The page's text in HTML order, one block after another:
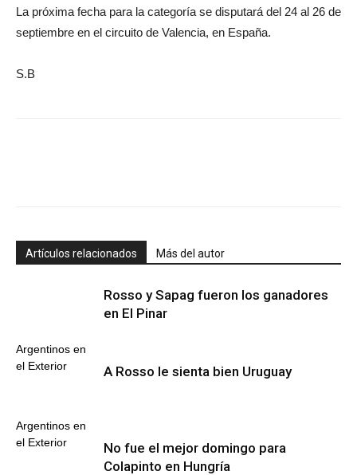
La próxima fecha para la categoría se disputará del 24 al 26 de
septiembre en el circuito de Valencia, en España.
S.B
Artículos relacionados Más del autor
Argentinos en
el Exterior
Rosso y Sapag fueron los ganadores
en El Pinar
Argentinos en
el Exterior
A Rosso le sienta bien Uruguay
No fue el mejor domingo para
Colapinto en Hungría